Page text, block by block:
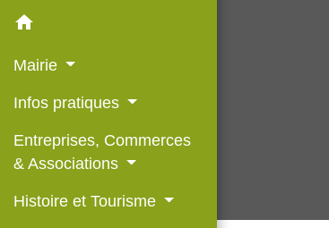
home
Mairie
Infos pratiques
Entreprises, Commerces
& Associations
Histoire et Tourisme